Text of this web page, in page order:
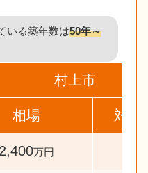
いる築年数は50年～
村上市
相場 対象
2,400万円